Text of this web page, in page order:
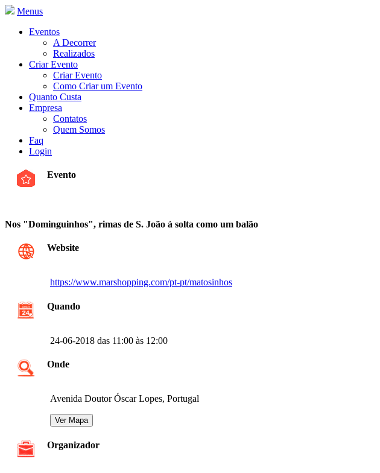
Menus
Eventos
A Decorrer
Realizados
Criar Evento
Criar Evento
Como Criar um Evento
Quanto Custa
Empresa
Contatos
Quem Somos
Faq
Login
Evento
Nos "Dominguinhos", rimas de S. João à solta como um balão
Website
https://www.marshopping.com/pt-pt/matosinhos
Quando
24-06-2018 das 11:00 às 12:00
Onde
Avenida Doutor Óscar Lopes, Portugal
Organizador